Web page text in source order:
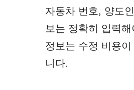
자동차 번호, 양도
보는 정확히 입력
정보는 수정 비용
니다.